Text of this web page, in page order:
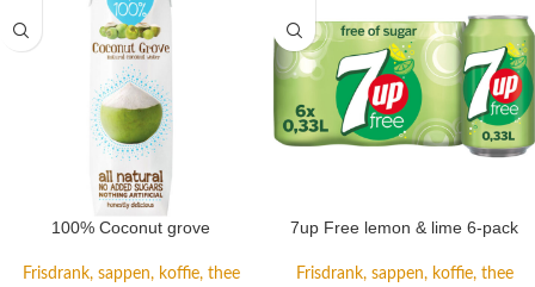
100% Coconut grove
Frisdrank, sappen, koffie, thee
7up Free lemon & lime 6-pack
Frisdrank, sappen, koffie, thee